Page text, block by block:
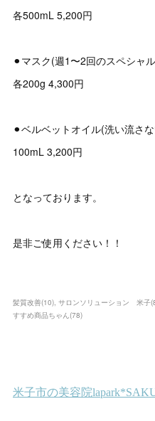
各500mL 5,200円
⚫︎マスク(週1〜2回のスペシャ
各200g 4,300円
⚫︎ベルベットオイル(洗い流さ
100mL 3,200円
となっております。
是非ご使用ください！！
髪質改善(10) サロンソリューション 米子(
すすめ商品ちゃん(78)